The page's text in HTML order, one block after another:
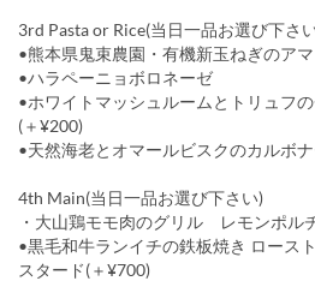
3rd Pasta or Rice(当日一品お選び下さ
•熊本県鬼束農園・有機新玉ねぎのア
•ハラペーニョボロネーゼ
•ホワイトマッシュルームとトリュフ
(＋¥200)
•天然海老とオマールビスクのカルボ
4th Main(当日一品お選び下さい)
・大山鶏モモ肉のグリル レモンポル
•黒毛和牛ランイチの鉄板焼き ロース
スタード(＋¥700)